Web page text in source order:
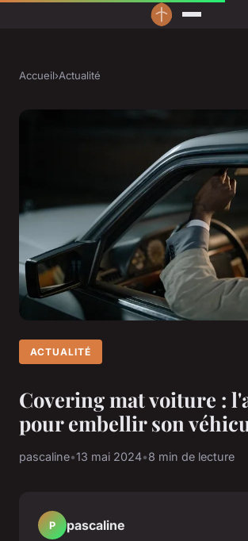
Accueil›Actualité
ACTUALITÉ
Covering mat voiture :
pour embellir son
pascaline•13 mai 2024•8 min de lecture
P pascaline